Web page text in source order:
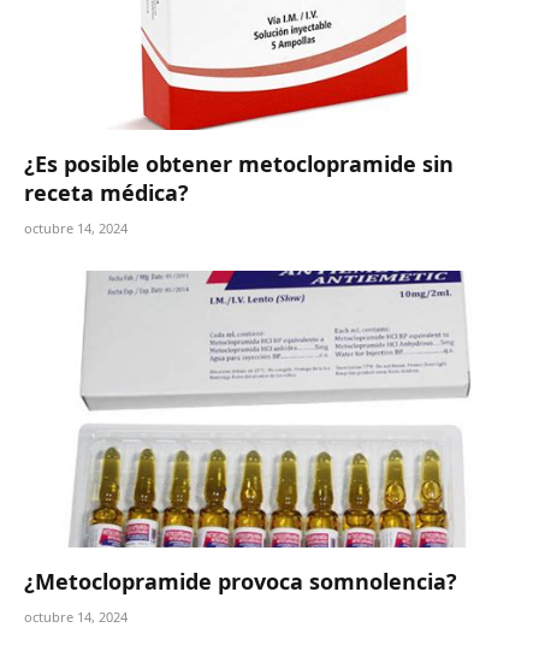
¿Es posible obtener metoclopramide sin
receta médica?
octubre 14, 2024
¿Metoclopramide provoca somnolencia?
octubre 14, 2024